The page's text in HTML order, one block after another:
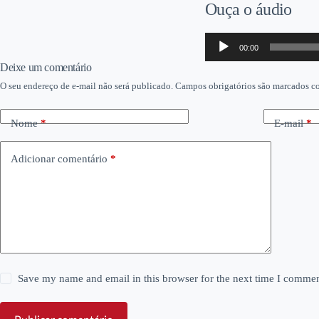
Ouça o áudio
Tocador
áudio
00:00
Deixe um comentário
O seu endereço de e-mail não será publicado. Campos obrigatórios são marcados
Nome* E-mail*
Adicionar comentário *
Save my name and email in this browser for the next time I